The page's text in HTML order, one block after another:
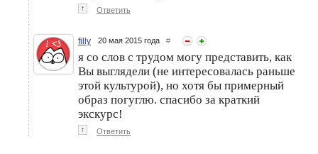
↑ Ответить
filly 20 мая 2015 года #
я со слов с трудом могу представить, как
Вы выглядели (не интересовалась раньше
этой культурой), но хотя бы примерный
образ погуглю. спасибо за краткий
экскурс!
↑ Ответить